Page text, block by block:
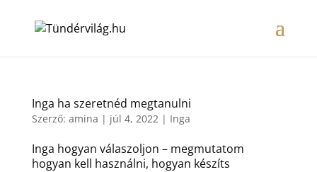
Inga ha szeretnéd megtanulni
Szerző: amina | júl 4, 2022| Inga
Inga hogyan válaszoljon – megmutatom
hogyan kell használni, hogyan készíts